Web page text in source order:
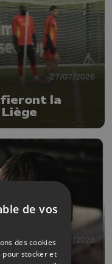
27/07/2026
la
23/07/2026
de vos
des cookies
pour stocker et